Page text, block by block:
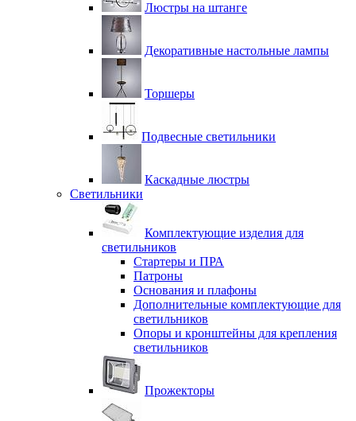
Люстры на штанге
Декоративные настольные лампы
Торшеры
Подвесные светильники
Каскадные люстры
Светильники
Комплектующие изделия для
светильников
Стартеры и ПРА
Патроны
Основания и плафоны
Дополнительные комплектующие для
светильников
Опоры и кронштейны для крепления
светильников
Прожекторы